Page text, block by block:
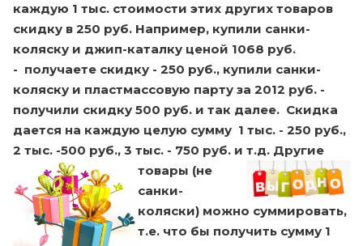
каждую 1 тыс. стоимости этих других товаров
скидку в 250 руб. Например, купили санки-
коляску и джип-каталку ценой 1068 руб.
- получаете скидку - 250 руб., купили санки-
коляску и пластмассовую парту за 2012 руб. -
получили скидку 500 руб. и так далее. Скидка
дается на каждую целую сумму 1 тыс. - 250 руб.,
2 тыс. -500 руб., 3 тыс. - 750 руб. и т.д. Другие
товары (не
санки-
коляски) можно суммировать,
т.е. что бы получить сумму 1